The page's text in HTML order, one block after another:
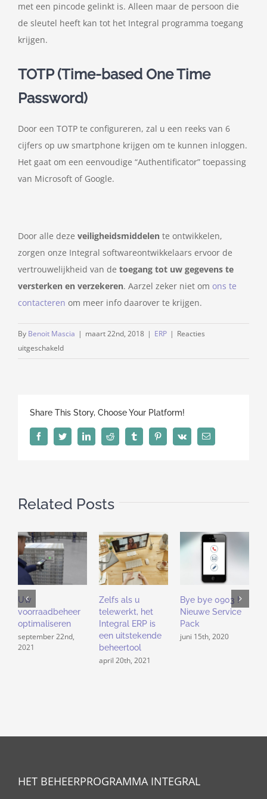
met een pincode gelinkt is. Alleen maar de persoon die
de sleutel heeft kan tot het Integral programma toegang
krijgen.
TOTP (Time-based One Time
Password)
Door een TOTP te configureren, zal u een reeks van 6
cijfers op uw smartphone krijgen om te kunnen inloggen.
Het gaat om een eenvoudige “Authentificator” toepassing
van Microsoft of Google.
Door alle deze veiligheidsmiddelen te ontwikkelen,
zorgen onze Integral softwareontwikkelaars ervoor de
vertrouwelijkheid van de toegang tot uw gegevens te
versterken en verzekeren. Aarzel zeker niet om ons te
contacteren om meer info daarover te krijgen.
By Benoit Mascia | maart 22nd, 2018 | ERP | Reacties
uitgeschakeldvoor
gegevens
beveiligen
:
?
Share This Story, Choose Your Platform!
FacebookTwitterLinkedInReddit Tumblr PinterestVk Email
Related Posts
Uw
voorraadbeheer
optimaliseren
september 22nd,
2021
Zelfs als u
telewerkt, het
Integral ERP is
een uitstekende
beheertool
april 20th, 2021
Bye bye 0903 !
Nieuwe Service
Pack
juni 15th, 2020
HET BEHEERPROGRAMMA INTEGRAL